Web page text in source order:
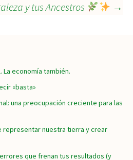
y tus Ancestros
→
La economía también.
«basta»
una preocupación creciente para las
representar nuestra tierra y crear
que frenan tus resultados (y